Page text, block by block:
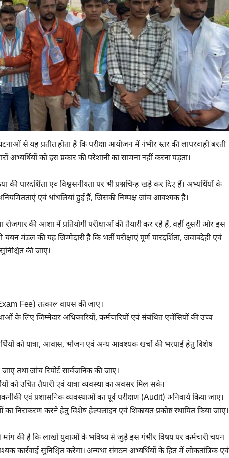
से यह प्रतीत होता है कि परीक्षा आयोजन में गंभीर स्तर की लापरवाही बरती
अभ्यर्थियों को इस प्रकार की परेशानी का सामना नहीं करना पड़ता।
की पारदर्शिता एवं विश्वसनीयता पर भी प्रश्नचिन्ह खड़े कर दिए हैं। अभ्यर्थियों के
एवं धांधलियां हुई हैं, जिसकी निष्पक्ष जांच आवश्यक है।
की आशा में प्रतियोगी परीक्षाओं की तैयारी कर रहे हैं, वहीं दूसरी ओर इस
मंडल की यह जिम्मेदारी है कि भर्ती परीक्षाएं पूर्ण पारदर्शिता, जवाबदेही एवं
की जाए।
(Exam Fee) तत्काल वापस की जाए।
के लिए जिम्मेदार अधिकारियों, कर्मचारियों एवं संबंधित एजेंसियों की उच्च
को यात्रा, आवास, भोजन एवं अन्य आवश्यक खर्चों की भरपाई हेतु विशेष
तथा जांच रिपोर्ट सार्वजनिक की जाए।
को उचित तैयारी एवं यात्रा व्यवस्था का अवसर मिल सके।
एवं प्रशासनिक व्यवस्थाओं का पूर्व परीक्षण (Audit) अनिवार्य किया जाए।
निराकरण करने हेतु विशेष हेल्पलाइन एवं शिकायत प्रकोष्ठ स्थापित किया जाए।
की है कि लाखों युवाओं के भविष्य से जुड़े इस गंभीर विषय पर कर्मचारी चयन
कार्रवाई सुनिश्चित करेगा। अन्यथा संगठन अभ्यर्थियों के हित में लोकतांत्रिक एवं